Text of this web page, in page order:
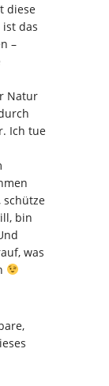
diese
das
–
Natur
Ich tue
schütze
bin
was